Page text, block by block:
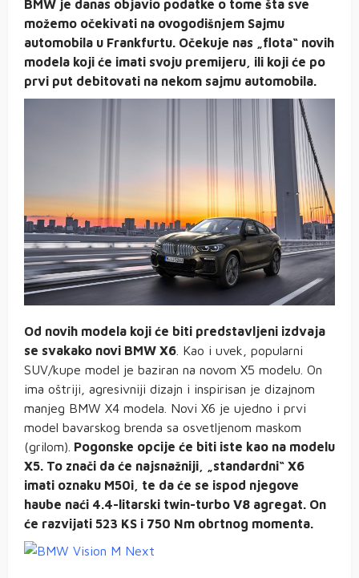
BMW je danas objavio podatke o tome šta sve
možemo očekivati na ovogodišnjem Sajmu
automobila u Frankfurtu. Očekuje nas „flota“ novih
modela koji će imati svoju premijeru, ili koji će po
prvi put debitovati na nekom sajmu automobila.
Od novih modela koji će biti predstavljeni izdvaja
se svakako novi BMW X6 . Kao i uvek, popularni
SUV/kupe model je baziran na novom X5 modelu. On
ima oštriji, agresivniji dizajn i inspirisan je dizajnom
manjeg BMW X4 modela. Novi X6 je ujedno i prvi
model bavarskog brenda sa osvetljenom maskom
(grilom). Pogonske opcije će biti iste kao na modelu
X5. To znači da će najsnažniji, „standardni“ X6
imati oznaku M50i, te da će se ispod njegove
haube naći 4.4-litarski twin-turbo V8 agregat. On
će razvijati 523 KS i 750 Nm obrtnog momenta.